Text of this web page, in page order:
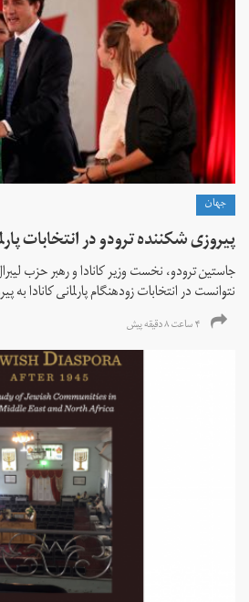
جهان
پیروزی شکننده ترودو در انتخابات
جاستین ترودو، نخست وزیر کانادا و رهبر حزب
نتوانست در انتخابات زود‌هنگام پارلمانی کانادا
۴ ساعت ۸ دقیقه پیش